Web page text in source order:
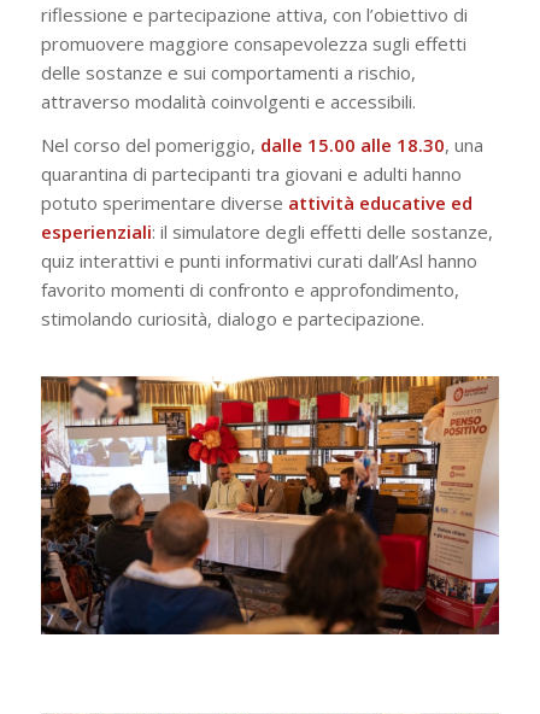
riflessione e partecipazione attiva, con l’obiettivo di
promuovere maggiore consapevolezza sugli effetti
delle sostanze e sui comportamenti a rischio,
attraverso modalità coinvolgenti e accessibili.
Nel corso del pomeriggio, dalle 15.00 alle 18.30, una
quarantina di partecipanti tra giovani e adulti hanno
potuto sperimentare diverse attività educative ed
esperienziali: il simulatore degli effetti delle sostanze,
quiz interattivi e punti informativi curati dall’Asl hanno
favorito momenti di confronto e approfondimento,
stimolando curiosità, dialogo e partecipazione.